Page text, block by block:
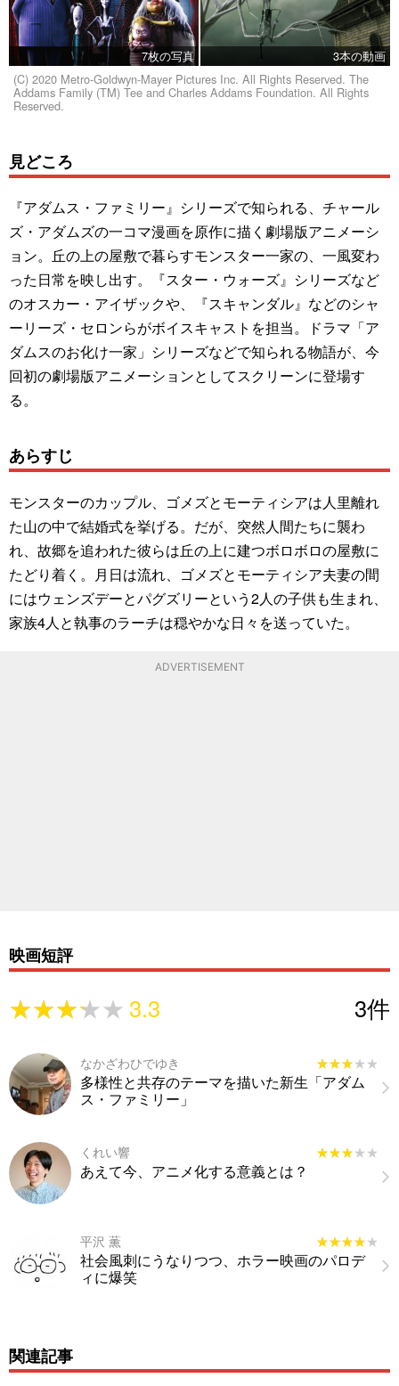
7枚の写真
3本の動画
(C) 2020 Metro-Goldwyn-Mayer Pictures Inc. All Rights Reserved. The
Addams Family (TM) Tee and Charles Addams Foundation. All Rights
Reserved.
見どころ
『アダムス・ファミリー』シリーズで知られる、チャール
ズ・アダムズの一コマ漫画を原作に描く劇場版アニメーシ
ョン。丘の上の屋敷で暮らすモンスター一家の、一風変わ
った日常を映し出す。『スター・ウォーズ』シリーズなど
のオスカー・アイザックや、『スキャンダル』などのシャ
ーリーズ・セロンらがボイスキャストを担当。ドラマ「ア
ダムスのお化け一家」シリーズなどで知られる物語が、今
回初の劇場版アニメーションとしてスクリーンに登場す
る。
あらすじ
モンスターのカップル、ゴメズとモーティシアは人里離れ
た山の中で結婚式を挙げる。だが、突然人間たちに襲わ
れ、故郷を追われた彼らは丘の上に建つボロボロの屋敷に
たどり着く。月日は流れ、ゴメズとモーティシア夫妻の間
にはウェンズデーとパグズリーという2人の子供も生まれ、
家族4人と執事のラーチは穏やかな日々を送っていた。
ADVERTISEMENT
映画短評
★★★★★
★★★★★ 3.3 3件
なかざわひでゆき ★★★★★
★★★★★
多様性と共存のテーマを描いた新生「アダム
ス・ファミリー」
くれい響 ★★★★★
★★★★★
あえて今、アニメ化する意義とは？
平沢 薫 ★★★★★
★★★★★
社会風刺にうなりつつ、ホラー映画のパロデ
ィに爆笑
関連記事